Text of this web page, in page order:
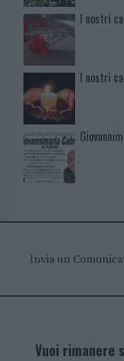
I nostri
I nostri
Invia un
Vuoi rimanere